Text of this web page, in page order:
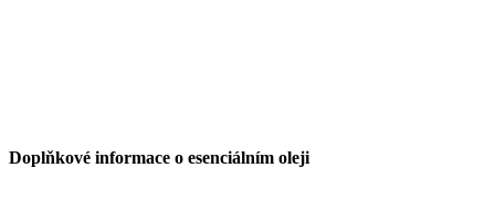
Doplňkové informace o esenciálním oleji